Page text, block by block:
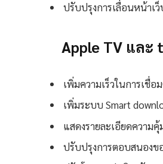
ปรับปรุงการเลื่อนหน้าเ
Apple TV และ
เพิ่มความเร็วในการเชื่อ
เพิ่มระบบ Smart
แสดงรายละเอียดความ
ปรับปรุงการตอบสนองข